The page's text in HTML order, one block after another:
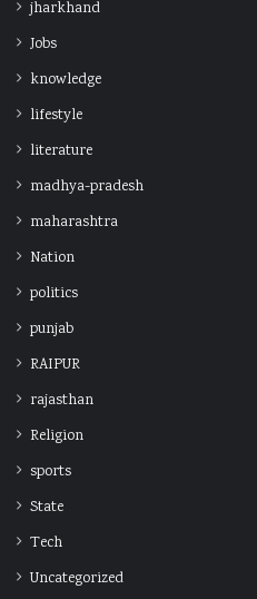
jharkhand
Jobs
knowledge
lifestyle
literature
madhya-pradesh
maharashtra
Nation
politics
punjab
RAIPUR
rajasthan
Religion
sports
State
Tech
Uncategorized